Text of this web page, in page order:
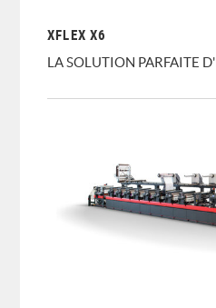
XFLEX X6
LA SOLUTION PARFAITE